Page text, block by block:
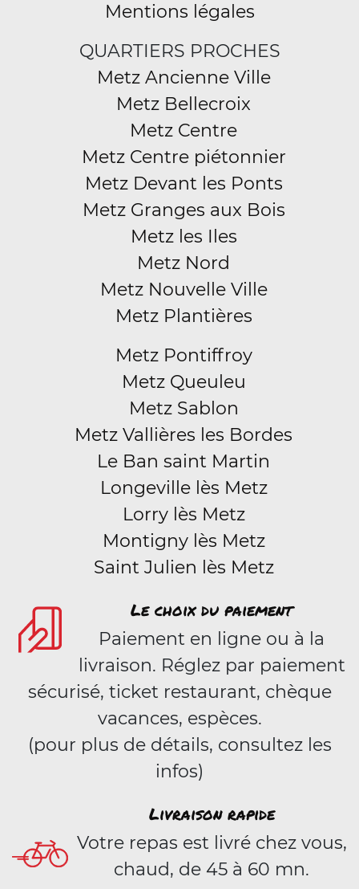
Mentions légales
QUARTIERS PROCHES
Metz Ancienne Ville
Metz Bellecroix
Metz Centre
Metz Centre piétonnier
Metz Devant les Ponts
Metz Granges aux Bois
Metz les Iles
Metz Nord
Metz Nouvelle Ville
Metz Plantières
Metz Pontiffroy
Metz Queuleu
Metz Sablon
Metz Vallières les Bordes
Le Ban saint Martin
Longeville lès Metz
Lorry lès Metz
Montigny lès Metz
Saint Julien lès Metz
Le choix du paiement
Paiement en ligne ou à la
livraison. Réglez par paiement
sécurisé, ticket restaurant, chèque
vacances, espèces.
(pour plus de détails, consultez les
infos)
Livraison rapide
Votre repas est livré chez vous,
chaud, de 45 à 60 mn.